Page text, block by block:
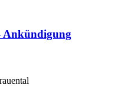
Ankündigung